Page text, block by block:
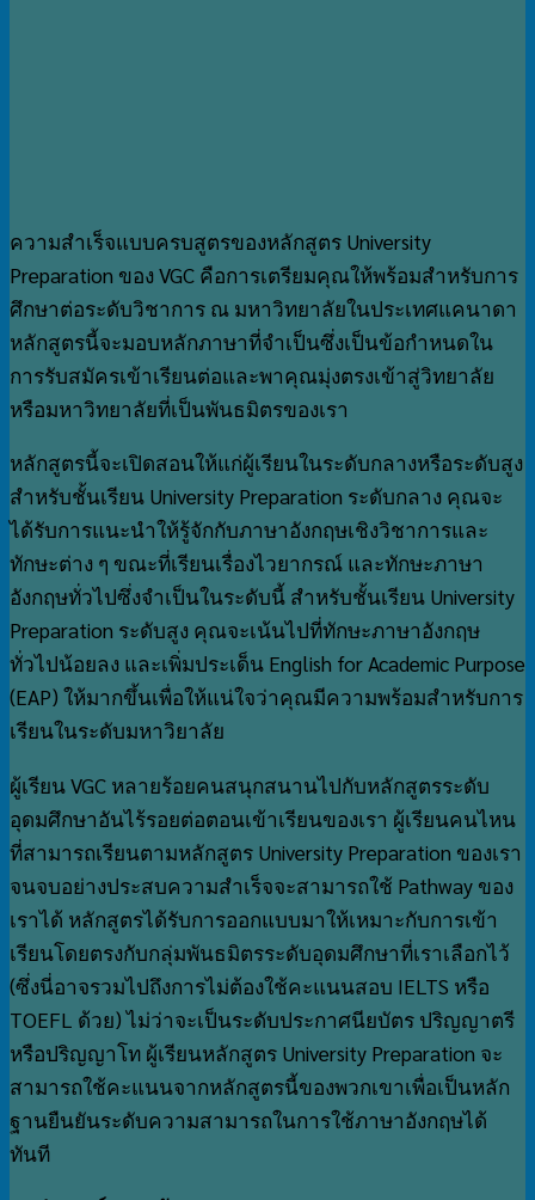
ความสำเร็จแบบครบสูตรของหลักสูตร University
Preparation ของ VGC คือการเตรียมคุณให้พร้อมสำหรับการ
ศึกษาต่อระดับวิชาการ ณ​ มหาวิทยาลัยในประเทศแคนาดา
หลักสูตรนี้จะมอบหลักภาษาที่จำเป็นซึ่งเป็นข้อกำหนดใน
การรับสมัครเข้าเรียนต่อและพาคุณมุ่งตรงเข้าสู่วิทยาลัย
หรือมหาวิทยาลัยที่เป็นพันธมิตรของเรา
หลักสูตรนี้จะเปิดสอนให้แก่ผู้เรียนในระดับกลางหรือระดับสูง
สำหรับชั้นเรียน University Preparation ระดับกลาง คุณจะ
ได้รับการแนะนำให้รู้จักกับภาษาอังกฤษเชิงวิชาการและ
ทักษะต่าง ๆ ขณะที่เรียนเรื่องไวยากรณ์ และทักษะภาษา
อังกฤษทั่วไปซึ่งจำเป็นในระดับนี้ สำหรับชั้นเรียน University
Preparation ระดับสูง คุณจะเน้นไปที่ทักษะภาษาอังกฤษ
ทั่วไปน้อยลง และเพิ่มประเด็น English for Academic Purpose
(EAP) ให้มากขึ้นเพื่อให้แน่ใจว่าคุณมีความพร้อมสำหรับการ
เรียนในระดับมหาวิยาลัย
ผู้เรียน VGC หลายร้อยคนสนุกสนานไปกับหลักสูตรระดับ
อุดมศึกษาอันไร้รอยต่อตอนเข้าเรียนของเรา ผู้เรียนคนไหน
ที่สามารถเรียนตามหลักสูตร University Preparation ของเรา
จนจบอย่างประสบความสำเร็จจะสามารถใช้ Pathway ของ
เราได้ หลักสูตรได้รับการออกแบบมาให้เหมาะกับการเข้า
เรียนโดยตรงกับกลุ่มพันธมิตรระดับอุดมศึกษาที่เราเลือกไว้
(ซึ่งนี่อาจรวมไปถึงการไม่ต้องใช้คะแนนสอบ IELTS หรือ
TOEFL ด้วย) ไม่ว่าจะเป็นระดับประกาศนียบัตร ปริญญาตรี
หรือปริญญาโท ผู้เรียนหลักสูตร University Preparation จะ
สามารถใช้คะแนนจากหลักสูตรนี้ของพวกเขาเพื่อเป็นหลัก
ฐานยืนยันระดับความสามารถในการใช้ภาษาอังกฤษได้
ทันที